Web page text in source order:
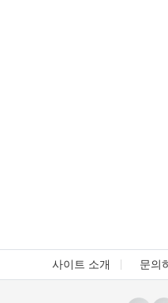
사이트 소개 문의